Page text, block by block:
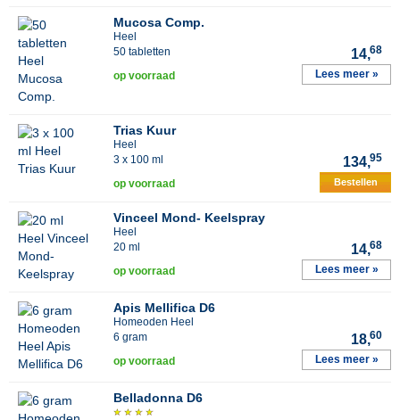
Mucosa Comp.
Heel
50 tabletten
14,68
op voorraad Lees meer »
Trias Kuur
Heel
3 x 100 ml
134,95
op voorraad Bestellen
Vinceel Mond- Keelspray
Heel
20 ml
14,68
op voorraad Lees meer »
Apis Mellifica D6
Homeoden Heel
6 gram
18,60
op voorraad Lees meer »
Belladonna D6